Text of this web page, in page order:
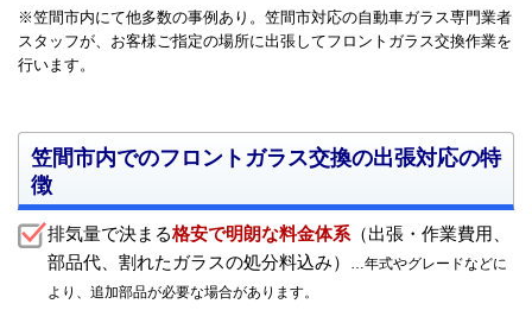
※笠間市内にて他多数の事例あり。笠間市対応の自動車ガラス専門業者
スタッフが、お客様ご指定の場所に出張してフロントガラス交換作業を
行います。
笠間市内でのフロントガラス交換の出張対応の特
徴
排気量で決まる格安で明朗な料金体系 （出張・作業費用、
部品代、割れたガラスの処分料込み）
…年式やグレードなどに
より、追加部品が必要な場合があります。